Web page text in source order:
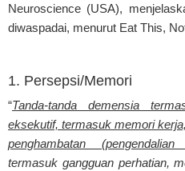
Neuroscience (USA),
diwaspadai, menurut Eat This,
1. Persepsi/Memori
“Tanda-tanda demensia
eksekutif, termasuk memori
penghambatan
termasuk gangguan perhatian,